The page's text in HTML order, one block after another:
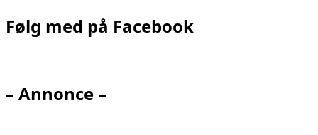
Følg med på Facebook
– Annonce –